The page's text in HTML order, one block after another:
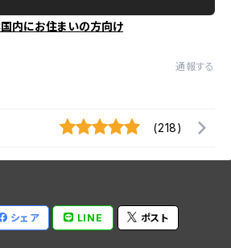
内にお住まいの方向け
通報する
(218)
シェア LINE ポスト